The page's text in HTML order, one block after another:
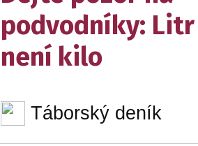
podvodníky: Litr
není kilo
Táborský deník